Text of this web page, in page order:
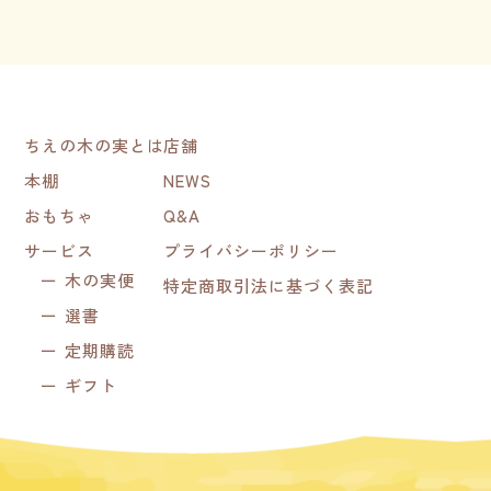
ちえの木の実とは
本棚
おもちゃ
サービス
木の実便
選書
定期購読
ギフト
店舗
NEWS
Q&A
プライバシーポリシー
特定商取引法に基づく表記